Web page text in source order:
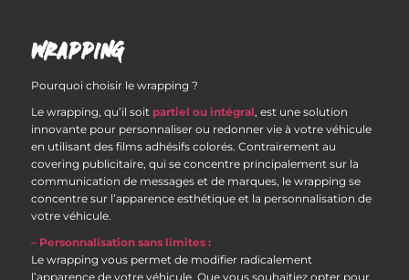
WRAPPING
Pourquoi choisir le wrapping ?
Le wrapping, qu’il soit partiel ou intégral, est une solution
innovante pour personnaliser ou redonner vie à votre véhicule
en utilisant des films adhésifs colorés. Contrairement au
covering publicitaire, qui se concentre principalement sur la
communication de messages et de marques, le wrapping se
concentre sur l’apparence esthétique et la personnalisation de
votre véhicule.
– Personnalisation sans limites :
Le wrapping vous permet de modifier radicalement
l’apparence de votre véhicule. Que vous souhaitiez opter pour